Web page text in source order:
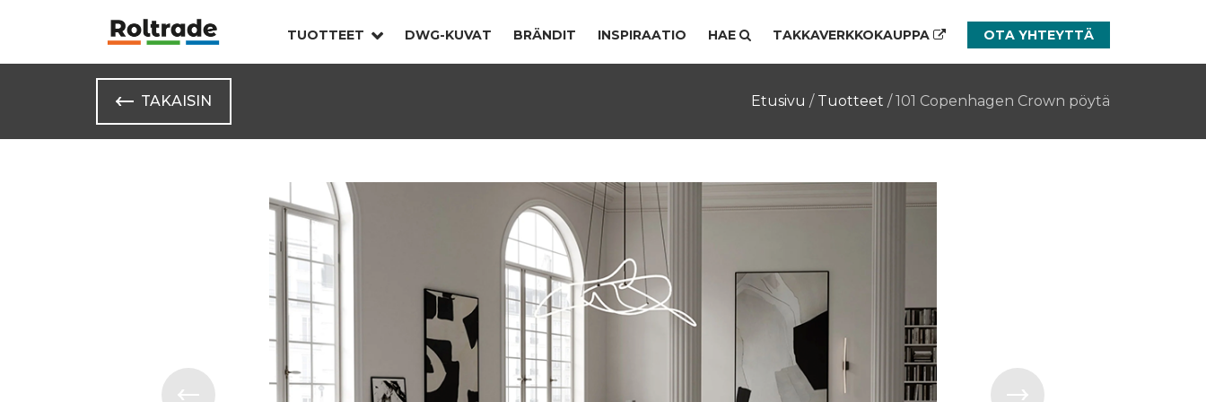
TUOTTEET DWG-KUVAT BRÄNDIT INSPIRAATIO HAE TAKKAVERKKOKAUPPA OTA YHTEYTTÄ
TAKAISIN Etusivu / Tuotteet /101 Copenhagen Crown pöytä